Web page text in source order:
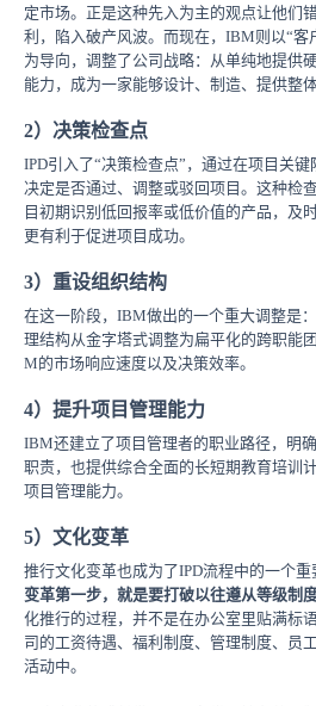
定市场。正是这种先入为主的观点让他们
利，陷入破产风波。而现在，IBM则以“客
为导向，调整了公司战略：从单纯地提供
能力，成为一家能够设计、制造、提供整
2）决策检查点
IPD引入了“决策检查点”，通过在项目关
决定是否通过、调整或驳回项目。这种检
目初期识别低回报率或低价值的产品，及
更有利于促进项目成功。
3）重设组织结构
在这一阶段，IBM做出的一个重大调整是
理结构从金字塔式调整为扁平化的跨职能
M的市场响应速度以及决策效率。
4）提升项目管理能力
IBM还建立了项目管理者的职业路径，明
职责，也提供综合全面的长短期教育培训
项目管理能力。
5）文化变革
推行文化变革也成为了IPD流程中的一个重
变革第一步，就是要打破以往遵从等级制
化推行的过程，并不是在办公室里贴满标
司的工资待遇、福利制度、管理制度、员
活动中。